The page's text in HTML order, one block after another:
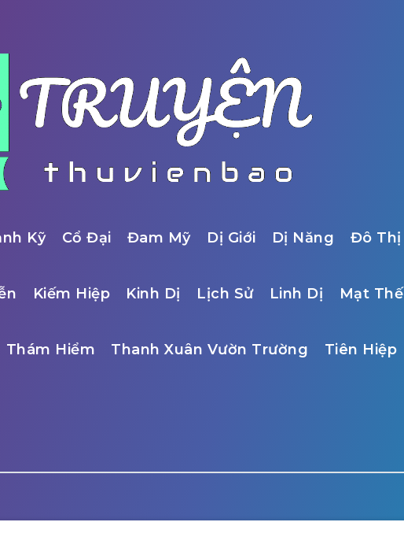
Kỹ Cổ Đại Đam Mỹ Dị Giới Dị Năng Đô Thị
Kiếm Hiệp Kinh Dị Lịch Sử Linh Dị Mạt Thế
Thám Hiểm Thanh Xuân Vườn Trường Tiên Hiệp